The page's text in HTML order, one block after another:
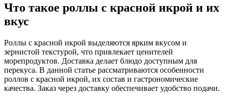
Что такое роллы с красной икрой и их
вкус
Роллы с красной икрой выделяются ярким вкусом и
зернистой текстурой, что привлекает ценителей
морепродуктов. Доставка делает блюдо доступным для
перекуса. В данной статье рассматриваются особенности
роллов с красной икрой, их состав и гастрономические
качества. Заказ через доставку обеспечивает удобство подачи.